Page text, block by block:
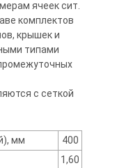
ячеек сит.
комплектов
крышек и
типами
с сеткой
мм
400
1,60